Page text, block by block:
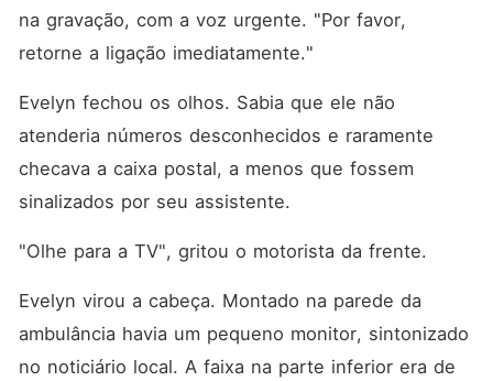
na gravação, com a voz urgente. "Por favor,
retorne a ligação imediatamente."
Evelyn fechou os olhos. Sabia que ele não
atenderia números desconhecidos e raramente
checava a caixa postal, a menos que fossem
sinalizados por seu assistente.
"Olhe para a TV", gritou o motorista da frente.
Evelyn virou a cabeça. Montado na parede da
ambulância havia um pequeno monitor, sintonizado
no noticiário local. A faixa na parte inferior era de